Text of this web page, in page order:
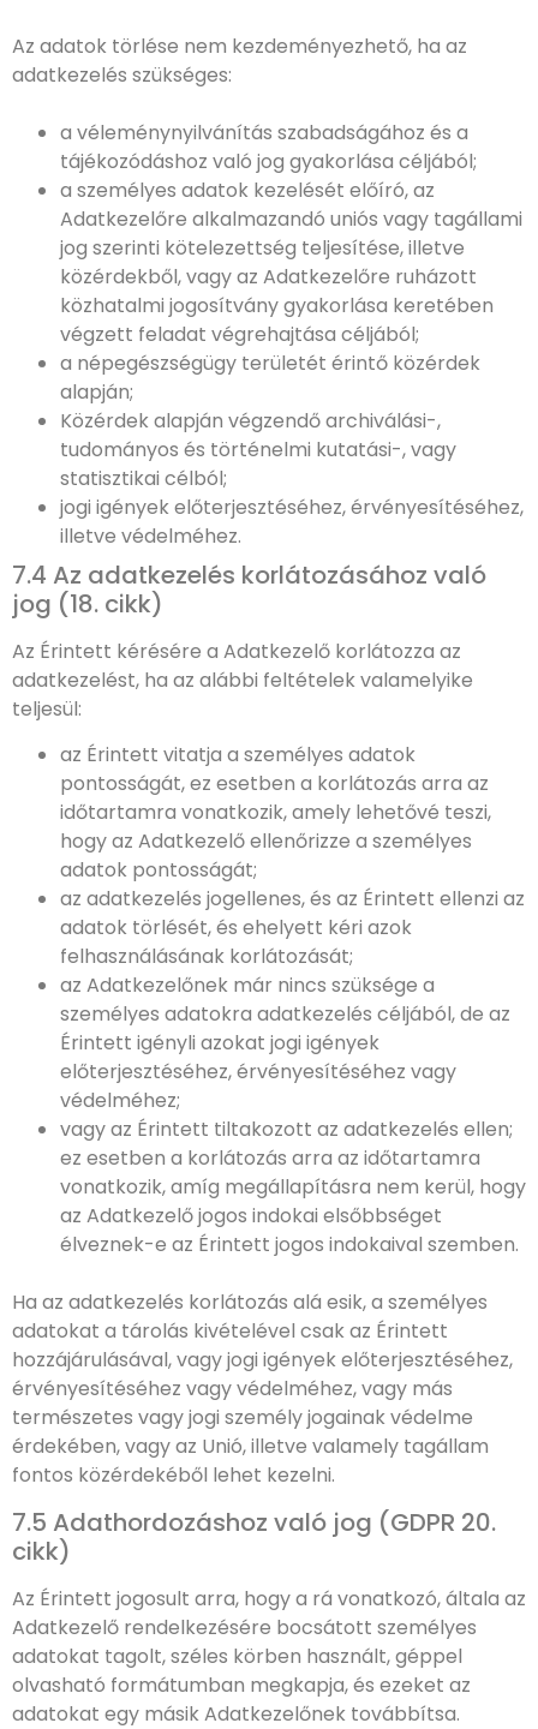
Az adatok törlése nem kezdeményezhető, ha az
adatkezelés szükséges:
a véleménynyilvánítás szabadságához és a
tájékozódáshoz való jog gyakorlása céljából;
a személyes adatok kezelését előíró, az
Adatkezelőre alkalmazandó uniós vagy tagállami
jog szerinti kötelezettség teljesítése, illetve
közérdekből, vagy az Adatkezelőre ruházott
közhatalmi jogosítvány gyakorlása keretében
végzett feladat végrehajtása céljából;
a népegészségügy területét érintő közérdek
alapján;
Közérdek alapján végzendő archiválási-,
tudományos és történelmi kutatási-, vagy
statisztikai célból;
jogi igények előterjesztéséhez, érvényesítéséhez,
illetve védelméhez.
7.4 Az adatkezelés korlátozásához való
jog (18. cikk)
Az Érintett kérésére a Adatkezelő korlátozza az
adatkezelést, ha az alábbi feltételek valamelyike
teljesül:
az Érintett vitatja a személyes adatok
pontosságát, ez esetben a korlátozás arra az
időtartamra vonatkozik, amely lehetővé teszi,
hogy az Adatkezelő ellenőrizze a személyes
adatok pontosságát;
az adatkezelés jogellenes, és az Érintett ellenzi az
adatok törlését, és ehelyett kéri azok
felhasználásának korlátozását;
az Adatkezelőnek már nincs szüksége a
személyes adatokra adatkezelés céljából, de az
Érintett igényli azokat jogi igények
előterjesztéséhez, érvényesítéséhez vagy
védelméhez;
vagy az Érintett tiltakozott az adatkezelés ellen;
ez esetben a korlátozás arra az időtartamra
vonatkozik, amíg megállapításra nem kerül, hogy
az Adatkezelő jogos indokai elsőbbséget
élveznek-e az Érintett jogos indokaival szemben.
Ha az adatkezelés korlátozás alá esik, a személyes
adatokat a tárolás kivételével csak az Érintett
hozzájárulásával, vagy jogi igények előterjesztéséhez,
érvényesítéséhez vagy védelméhez, vagy más
természetes vagy jogi személy jogainak védelme
érdekében, vagy az Unió, illetve valamely tagállam
fontos közérdekéből lehet kezelni.
7.5 Adathordozáshoz való jog (GDPR 20.
cikk)
Az Érintett jogosult arra, hogy a rá vonatkozó, általa az
Adatkezelő rendelkezésére bocsátott személyes
adatokat tagolt, széles körben használt, géppel
olvasható formátumban megkapja, és ezeket az
adatokat egy másik Adatkezelőnek továbbítsa.